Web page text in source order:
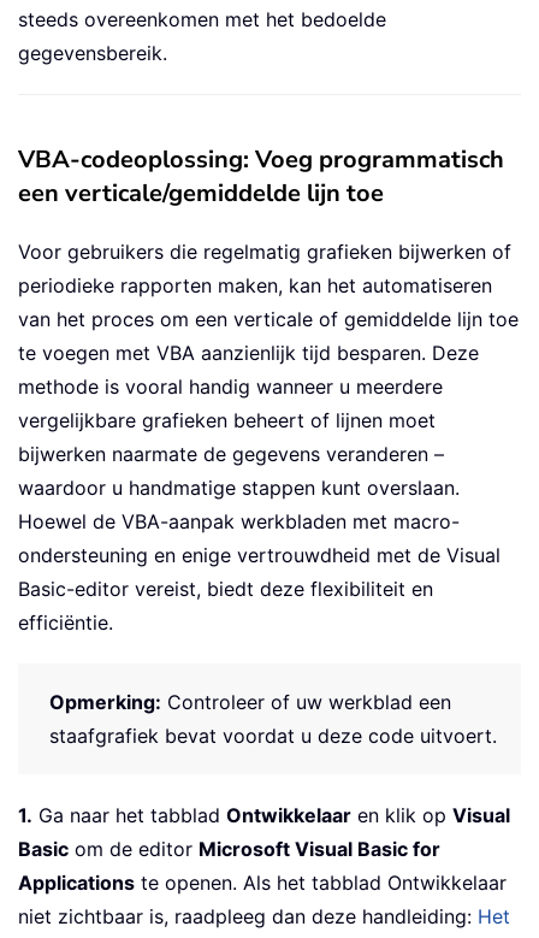
steeds overeenkomen met het bedoelde
gegevensbereik.
VBA-codeoplossing: Voeg programmatisch
een verticale/gemiddelde lijn toe
Voor gebruikers die regelmatig grafieken bijwerken of
periodieke rapporten maken, kan het automatiseren
van het proces om een verticale of gemiddelde lijn toe
te voegen met VBA aanzienlijk tijd besparen. Deze
methode is vooral handig wanneer u meerdere
vergelijkbare grafieken beheert of lijnen moet
bijwerken naarmate de gegevens veranderen –
waardoor u handmatige stappen kunt overslaan.
Hoewel de VBA-aanpak werkbladen met macro-
ondersteuning en enige vertrouwdheid met de Visual
Basic-editor vereist, biedt deze flexibiliteit en
efficiëntie.
Opmerking: Controleer of uw werkblad een
staafgrafiek bevat voordat u deze code uitvoert.
1. Ga naar het tabblad Ontwikkelaar en klik op Visual
Basic om de editor Microsoft Visual Basic for
Applications te openen. Als het tabblad Ontwikkelaar
niet zichtbaar is, raadpleeg dan deze handleiding: Het